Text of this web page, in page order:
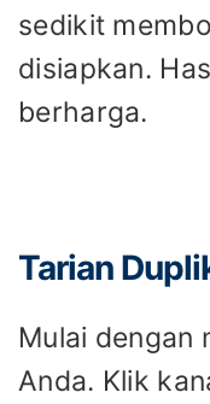
sedikit
disiapkan.
berharga.
Tarian
Mulai dengan
Anda. Klik